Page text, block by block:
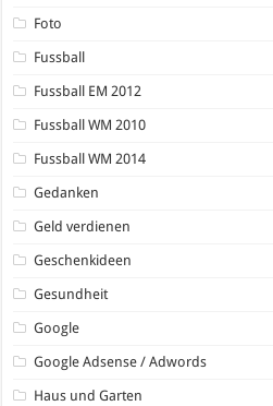
Foto
Fussball
Fussball EM 2012
Fussball WM 2010
Fussball WM 2014
Gedanken
Geld verdienen
Geschenkideen
Gesundheit
Google
Google Adsense / Adwords
Haus und Garten